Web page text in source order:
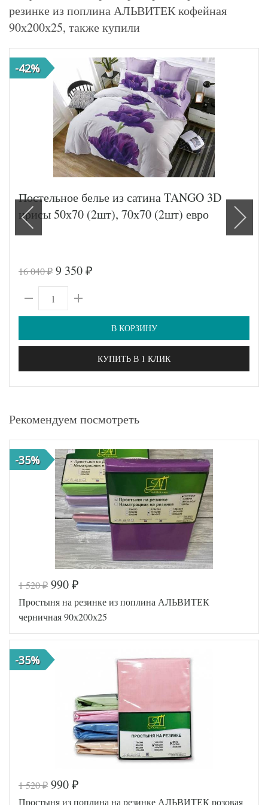
резинке из поплина АЛЬВИТЕК кофейная
90х200х25, также купили
-42%
Постельное белье из сатина TANGO 3D
ирисы 50х70 (2шт), 70х70 (2шт) евро
16 040₽ 9 350 ₽
В КОРЗИНУ
КУПИТЬ В 1 КЛИК
Рекомендуем посмотреть
-35%
Код товара
AL460704
1 520₽ 990 ₽
Простыня на резинке из поплина АЛЬВИТЕК
черничная 90х200х25
-35%
1 520₽ 990 ₽
Простыня из поплина на резинке АЛЬВИТЕК розовая